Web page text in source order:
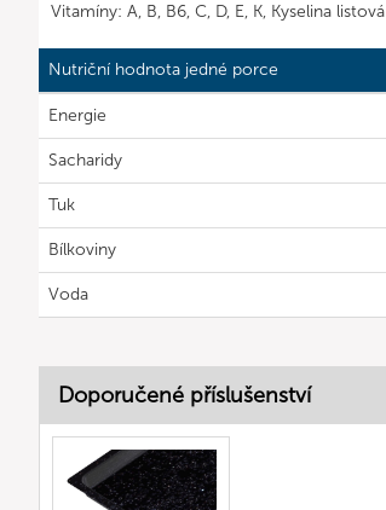
Vitamíny: A, B, B6, C, D, E, K, Kyselina listová
Nutriční hodnota jedné porce
Energie
Sacharidy
Tuk
Bílkoviny
Voda
Doporučené příslušenství